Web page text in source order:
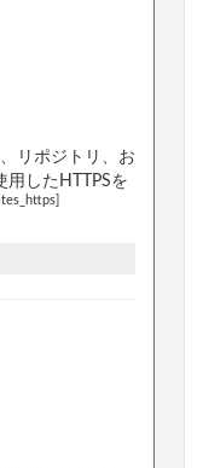
リポジトリ、お
用したHTTPSを